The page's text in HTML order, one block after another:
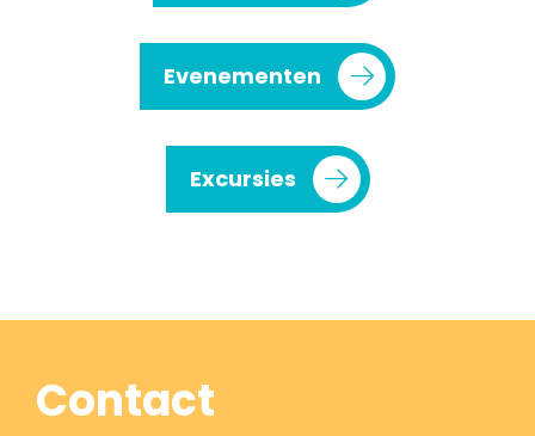
Evenementen
Excursies
Contact